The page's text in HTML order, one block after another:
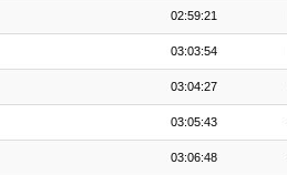
02:59:21
03:03:54
03:04:27
03:05:43
03:06:48